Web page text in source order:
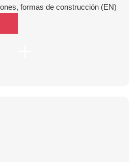
formas de construcción (EN)